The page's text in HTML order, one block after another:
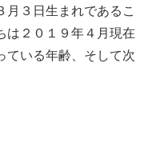
月３日生まれであるこ
は２０１９年４月現在
ている年齢、そして次